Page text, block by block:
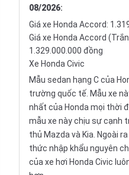
08/2026:
Giá xe Honda Accord:
Giá xe Honda Accord
1.329.000.000 đồng
Xe Honda Civic
Mẫu sedan hạng C của
trường quốc tế. Mẫu xe
nhất của Honda mọi thời
mẫu xe này chịu sự cạnh
thủ Mazda và Kia. Ngoài
thức nhập khẩu nguyên
của xe hơi Honda Civic